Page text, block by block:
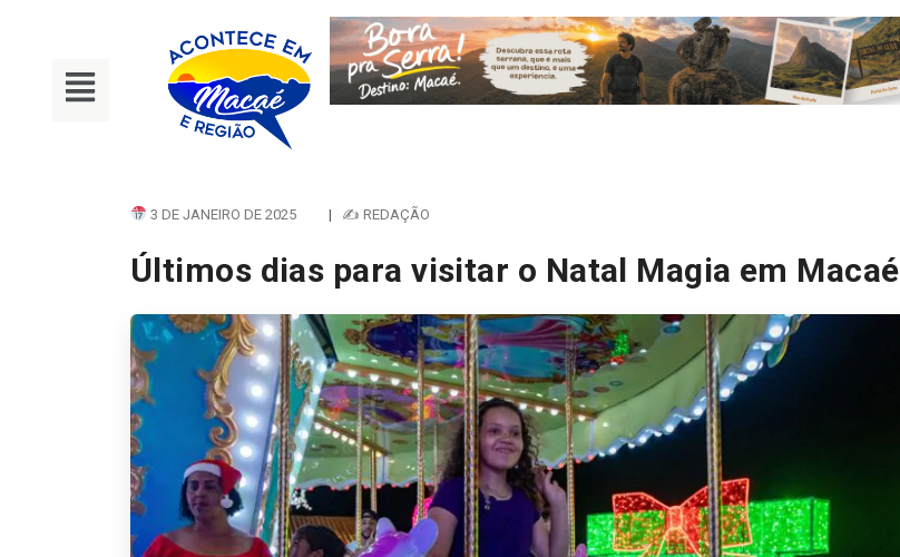
3 DE JANEIRO DE 2025 | ✍ REDAÇÃO
Últimos dias para visitar o Natal Magia em Macaé